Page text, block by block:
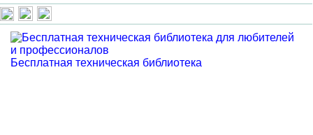
Бесплатная техническая библиотека